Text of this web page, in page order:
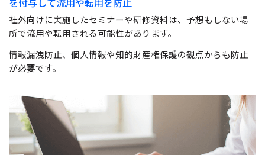
社外向けに実施したセミナーや研修資料は、予想もしない場
所で流用や転用される可能性があります。
情報漏洩防止、個人情報や知的財産権保護の観点からも防止
が必要です。